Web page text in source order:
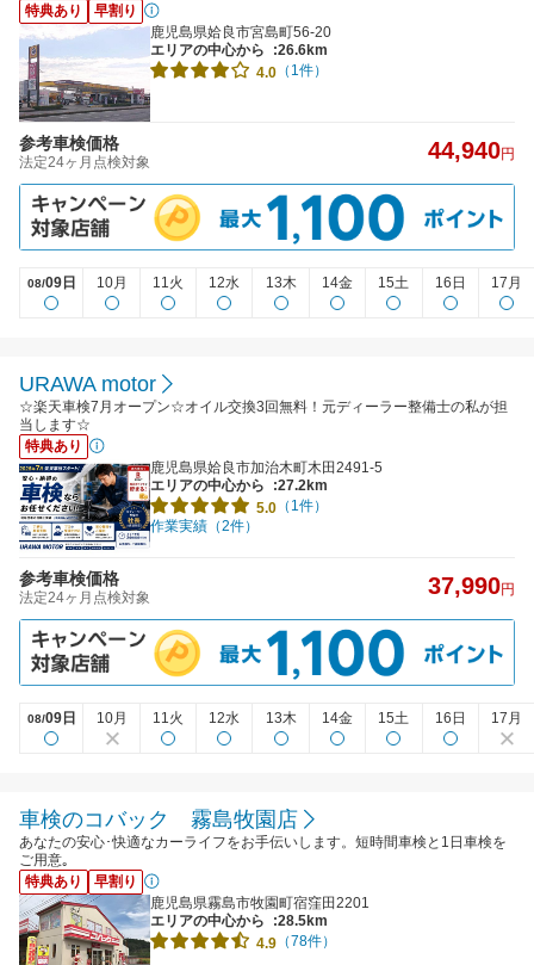
特典あり
早割り
鹿児島県姶良市宮島町56-20
エリアの中心から
:26.6km
4.0 （1件）
参考車検価格
法定24ヶ月点検対象 44,940円
08/09日 10月 11火 12水 13木 14金 15土 16日 17月
URAWA motor
☆楽天車検7月オープン☆オイル交換3回無料！元ディーラー整備士の私が担
当します☆
特典あり
鹿児島県姶良市加治木町木田2491-5
エリアの中心から
:27.2km
5.0 （1件）
作業実績（2件）
参考車検価格
法定24ヶ月点検対象 37,990円
08/09日 10月 11火 12水 13木 14金 15土 16日 17月
車検のコバック 霧島牧園店
あなたの安心･快適なカーライフをお手伝いします。短時間車検と1日車検を
ご用意｡
特典あり
早割り
鹿児島県霧島市牧園町宿窪田2201
エリアの中心から
:28.5km
4.9 （78件）